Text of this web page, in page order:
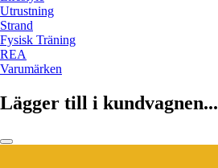
Utrustning
Strand
Fysisk Träning
REA
Varumärken
Lägger till i kundvagnen...